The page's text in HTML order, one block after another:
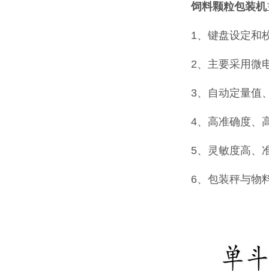
饲料颗粒包装机
1、键盘设定和
2、主要采用微
3、自动定量值
4、高准确度、
5、灵敏度高、
6、包装秤与物